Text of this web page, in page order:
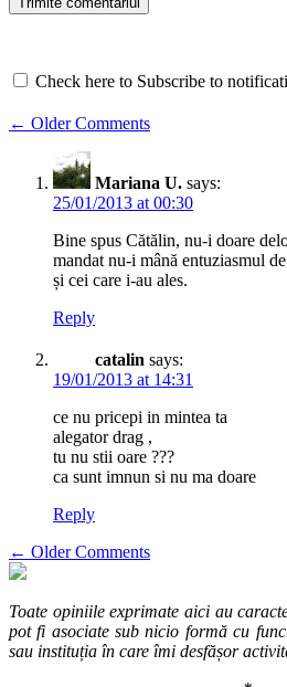
Check here to Subscribe to
Comment
navigation
← Older Comments
Mariana U. says:
25/01/2013 at 00:30
Bine spus Cătălin, nu-i doare
mandat nu-i mână entuziasmul
și cei care i-au ales.
Reply
catalin says:
19/01/2013 at 14:31
ce nu pricepi in mintea ta
alegator drag ,
tu nu stii oare ???
ca sunt imnun si nu ma doare
Reply
Comment
navigation
← Older Comments
Toate opiniile exprimate aici au
pot fi asociate sub nicio formă cu
sau instituția în care îmi desfășor